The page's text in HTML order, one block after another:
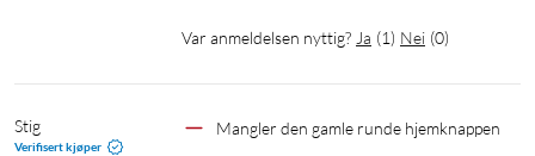
Var anmeldelsen nyttig? Ja (1) Nei (0)
Stig
Verifisert kjøper
Mangler den gamle runde hjemknappen